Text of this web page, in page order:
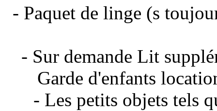
- Paquet de linge (s
- Sur demande Lit
Garde d'enfants
- Les petits objets tels